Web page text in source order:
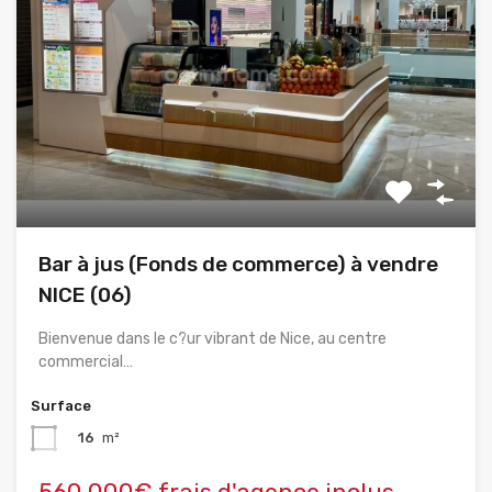
Bar à jus (Fonds de commerce) à vendre
NICE (06)
Bienvenue dans le c?ur vibrant de Nice, au centre
commercial…
Surface
16 m²